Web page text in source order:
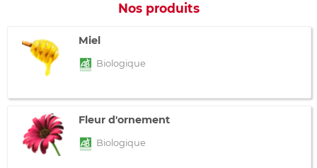
Nos produits
Miel
Biologique
Fleur d'ornement
Biologique